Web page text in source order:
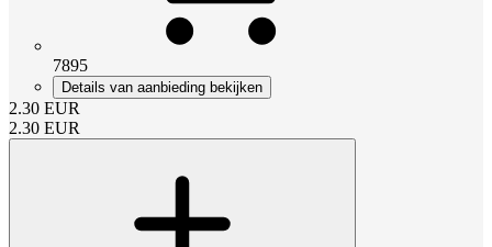
7895
Details van aanbieding bekijken
2.30 EUR
2.30 EUR